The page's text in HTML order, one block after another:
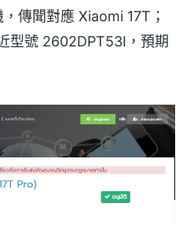
傳聞對應 Xiaomi 17T；
型號 2602DPT53I，預期